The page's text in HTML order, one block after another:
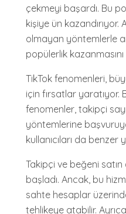
çekmeyi başardı. Bu
kişiye ün
olmayan yöntemlerle
popülerlik kazanmasını
TikTok fenomenleri,
için fırsatlar yaratıyor.
fenomenler, takipçi
yöntemlerine
kullanıcıları da
Takipçi ve beğeni
başladı. Ancak, bu
sahte hesaplar
tehlikeye atabilir.